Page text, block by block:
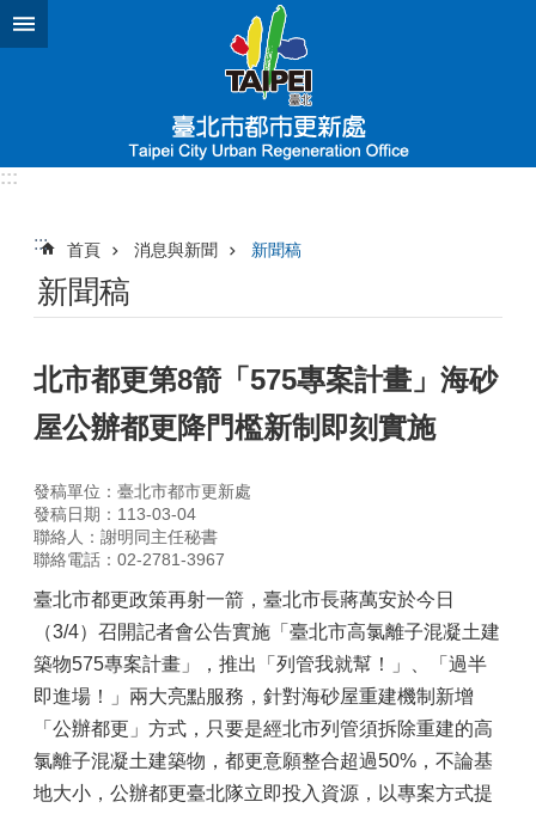
跳到主要內容區塊
:::
::: 首頁 消息與新聞 新聞稿
新聞稿
北市都更第8箭「575專案計畫」海砂
屋公辦都更降門檻新制即刻實施
發稿單位：臺北市都市更新處
發稿日期：113-03-04
聯絡人：謝明同主任秘書
聯絡電話：02-2781-3967
臺北市都更政策再射一箭，臺北市長蔣萬安於今日
（3/4）召開記者會公告實施「臺北市高氯離子混凝土建
築物575專案計畫」，推出「列管我就幫！」、「過半
即進場！」兩大亮點服務，針對海砂屋重建機制新增
「公辦都更」方式，只要是經北市列管須拆除重建的高
氯離子混凝土建築物，都更意願整合超過50%，不論基
地大小，公辦都更臺北隊立即投入資源，以專案方式提